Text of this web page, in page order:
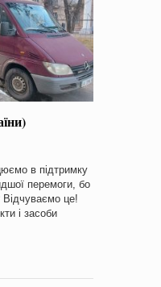
в підтримку
перемоги, бо
це!
і засоби